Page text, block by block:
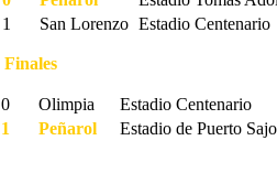
1 San Lorenzo Estadio Centenario
Finales
0 Olimpia
Estadio Centenario
1 Peñarol Estadio de Puerto